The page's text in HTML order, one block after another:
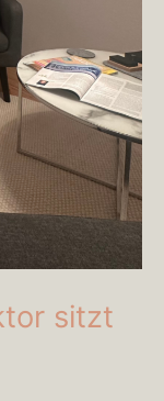
sitzt